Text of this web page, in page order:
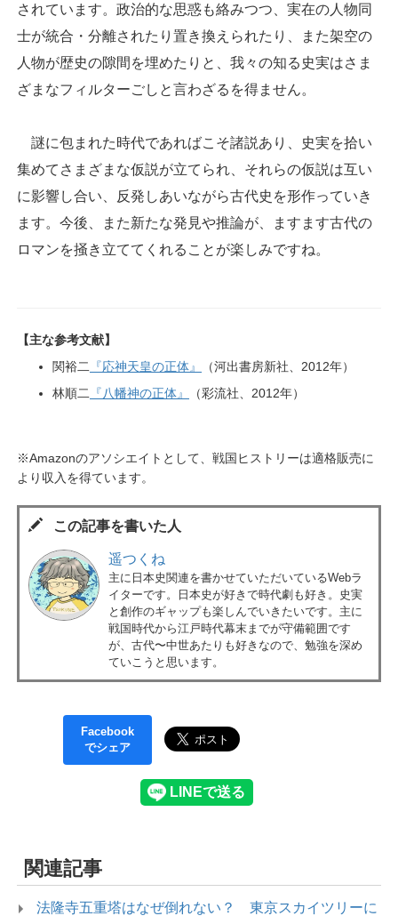
されています。政治的な思惑も絡みつつ、実在の人物同
士が統合・分離されたり置き換えられたり、また架空の
人物が歴史の隙間を埋めたりと、我々の知る史実はさま
ざまなフィルターごしと言わざるを得ません。
謎に包まれた時代であればこそ諸説あり、史実を拾い
集めてさまざまな仮説が立てられ、それらの仮説は互い
に影響し合い、反発しあいながら古代史を形作っていき
ます。今後、また新たな発見や推論が、ますます古代の
ロマンを掻き立ててくれることが楽しみですね。
【主な参考文献】
関裕二
『応神天皇の正体』
（河出書房新社、2012年）
林順二
『八幡神の正体』 （彩流社、2012年）
※Amazonのアソシエイトとして、戦国ヒストリーは適格販売に
より収入を得ています。
この記事を書いた人
遥つくね
主に日本史関連を書かせていただいているWebラ
イターです。日本史が好きで時代劇も好き。史実
と創作のギャップも楽しんでいきたいです。主に
戦国時代から江戸時代幕末までが守備範囲です
が、古代〜中世あたりも好きなので、勉強を深め
ていこうと思います。
Facebook
でシェア
関連記事
法隆寺五重塔はなぜ倒れない？ 東京スカイツリーに